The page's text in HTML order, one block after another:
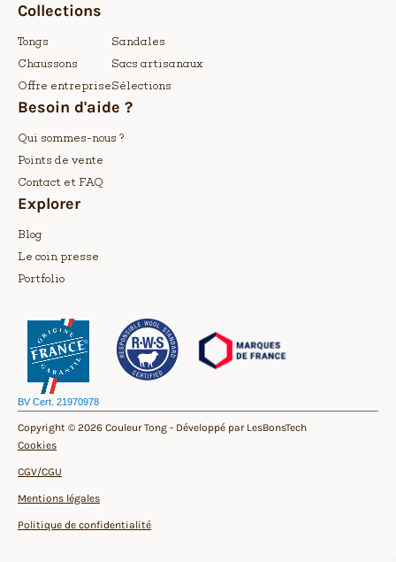
Collections
Tongs
Chaussons
Offre entreprise
Sandales
Sacs artisanaux
Sélections
Besoin d'aide ?
Qui sommes-nous ?
Points de vente
Contact et FAQ
Explorer
Blog
Le coin presse
Portfolio
BV Cert. 21970978
Copyright © 2026 Couleur Tong - Développé par LesBonsTech
Cookies
CGV/CGU
Mentions légales
Politique de confidentialité